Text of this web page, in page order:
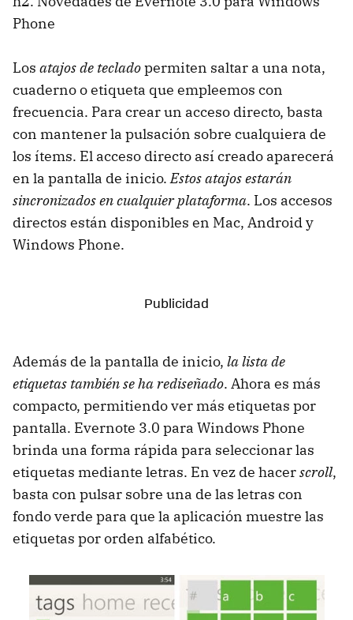
Phone
Los atajos de tecladopermiten saltar a una nota,
cuaderno o etiqueta que empleemos con
frecuencia. Para crear un acceso directo, basta
con mantener la pulsación sobre cualquiera de
los ítems. El acceso directo así creado aparecerá
en la pantalla de inicio.Estos atajos estarán
sincronizados en cualquier plataforma. Los accesos
directos están disponibles en Mac, Android y
Windows Phone.
Además de la pantalla de inicio, la lista de
etiquetas también se ha rediseñado. Ahora es más
compacto, permitiendo ver más etiquetas por
pantalla. Evernote 3.0 para Windows Phone
brinda una forma rápida para seleccionar las
etiquetas mediante letras. En vez de hacerscroll,
basta con pulsar sobre una de las letras con
fondo verde para que la aplicación muestre las
etiquetas por orden alfabético.